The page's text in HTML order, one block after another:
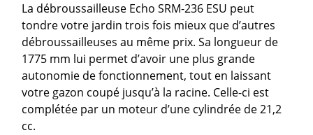
La débroussailleuse Echo SRM-236 ESU peut
tondre votre jardin trois fois mieux que d’autres
débroussailleuses au même prix. Sa longueur de
1775 mm lui permet d’avoir une plus grande
autonomie de fonctionnement, tout en laissant
votre gazon coupé jusqu’à la racine. Celle-ci est
complétée par un moteur d’une cylindrée de 21,2
cc.